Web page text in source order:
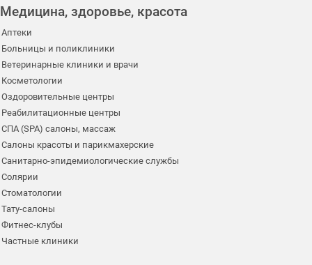
Медицина, здоровье, красота
Аптеки
Больницы и поликлиники
Ветеринарные клиники и врачи
Косметологии
Оздоровительные центры
Реабилитационные центры
СПА (SPA) салоны, массаж
Салоны красоты и парикмахерские
Санитарно-эпидемиологические службы
Солярии
Стоматологии
Тату-салоны
Фитнес-клубы
Частные клиники